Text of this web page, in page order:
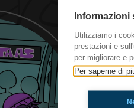
Ep.
Ciao
07.00
Utilizziamo i
prestazioni e
per migliorare e
Per saperne di